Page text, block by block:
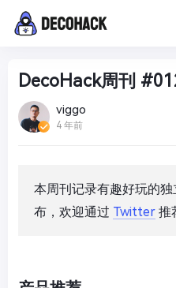
DecoHack周刊
viggo
4 年前
本周刊记录有趣好玩的
布，欢迎通过 Twitter 推